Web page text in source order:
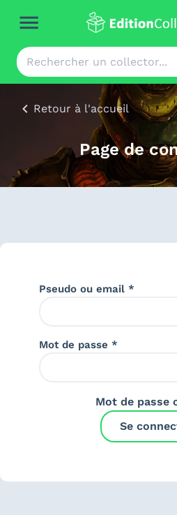
Retour à l'accueil
Page de
Pseudo ou email *
Mot de passe *
Mot de passe
Se